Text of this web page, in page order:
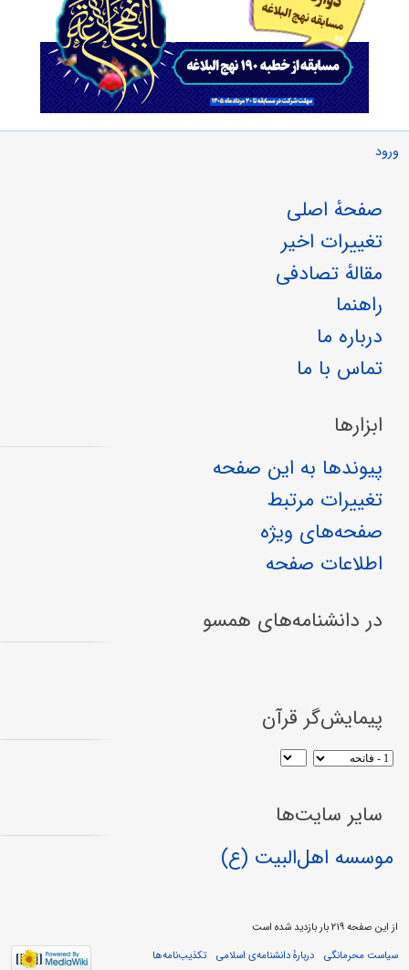
ورود
صفحهٔ اصلی
تغییرات اخیر
مقالهٔ تصادفی
راهنما
درباره ما
تماس با ما
ابزارها
پیوندها به این صفحه
تغییرات مرتبط
صفحه‌های ویژه
اطلاعات صفحه
در دانشنامه‌های همسو
پیمایش‌گر قرآن
سایر سایت‌ها
موسسه اهل‌البیت (ع)
از این صفحه ۲۱۹ بار بازدید شده است
سیاست محرمانگی
دربارهٔ دانشنامه‌ی اسلامی تکذیب‌نامه‌ها